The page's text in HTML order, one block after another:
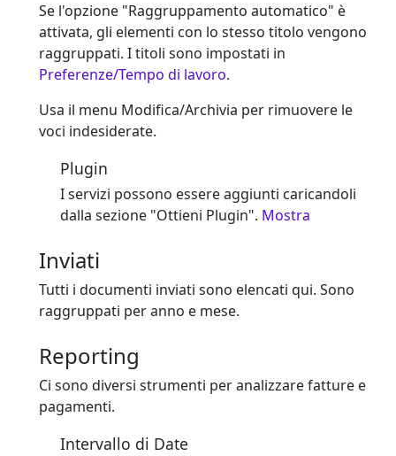
Se l'opzione "Raggruppamento automatico" è
attivata, gli elementi con lo stesso titolo vengono
raggruppati. I titoli sono impostati in
Preferenze/Tempo di lavoro.
Usa il menu Modifica/Archivia per rimuovere le
voci indesiderate.
Plugin
I servizi possono essere aggiunti caricandoli
dalla sezione "Ottieni Plugin". Mostra
Inviati
Tutti i documenti inviati sono elencati qui. Sono
raggruppati per anno e mese.
Reporting
Ci sono diversi strumenti per analizzare fatture e
pagamenti.
Intervallo di Date